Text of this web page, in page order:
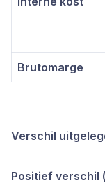
Brutomarge
Verschil
Positief verschil